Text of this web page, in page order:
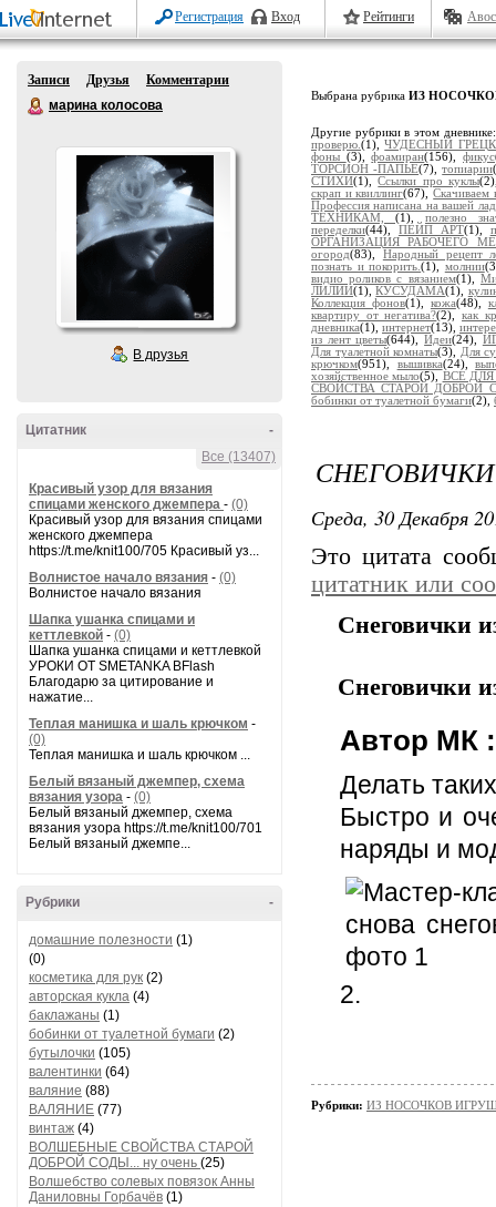
Регистрация Вход Рейтинги
Записи Друзья
Комментарии
марина колосова
В друзья
-
Цитатник
Все (13407)
Красивый узор для вязания
спицами женского джемпера - (0)
Красивый узор для вязания спицами
женского джемпера
https://t.me/knit100/705 Красивый уз...
Волнистое начало вязания - (0)
Волнистое начало вязания
Шапка ушанка спицами и
кеттлевкой - (0)
Шапка ушанка спицами и кеттлевкой
УРОКИ ОТ SMETANKA BFlash
Благодарю за цитирование и
нажатие...
Теплая манишка и шаль крючком -
(0)
Теплая манишка и шаль крючком ...
Белый вязаный джемпер, схема
вязания узора - (0)
Белый вязаный джемпер, схема
вязания узора https://t.me/knit100/701
Белый вязаный джемпе...
-
Рубрики
домашние полезности (1)
(0)
косметика для рук (2)
авторская кукла (4)
баклажаны (1)
бобинки от туалетной бумаги (2)
бутылочки (105)
валентинки (64)
валяние (88)
ВАЛЯНИЕ (77)
винтаж (4)
ВОЛШЕБНЫЕ СВОЙСТВА СТАРОЙ
ДОБРОЙ СОДЫ... ну очень (25)
Волшебство солевых повязок Анны
Даниловны Горбачёв (1)
Выбрана рубрика ИЗ
Другие рубрики в этом
проверю. (1),ЧУДЕСНЫЙ
фоны (3),фоамиран(156),фикус
ТОРСИОН -ПАПЬЕ(7),топиарии
СТИХИ(1),Ссылки про куклы
скрап и квиллинг(67),Скачиваем
Профессия написана на вашей
ТЕХНИКАМ, (1), полезно
переделки(44), ПЕЙП АРТ(1),
ОРГАНИЗАЦИЯ РАБОЧЕГО
огород(83), Народный рецепт
познать и покорить.(1), молнии
видио роликов с вязанием(1),
ЛИЛИИ(1),КУСУДАМА(1),
Коллекция фонов(1), кожа(48),
квартиру от негатива?(2),как
дневника(1), интернет(13),
из лент цветы(644),Идеи(24),
Для туалетной комнаты(3),
Для
крючком(951), вышивка(24),
хозяйственное мыло(5), ВСЕ
СВОЙСТВА СТАРОЙ ДОБРОЙ
бобинки от туалетной бумаги(2),
Среда, 30 Декабря
Это цитата
цитатник или
Снеговички
Снеговички
Автор МК
Делать
Быстро и
наряды и
2.
Рубрики: ИЗ НОСОЧКОВ